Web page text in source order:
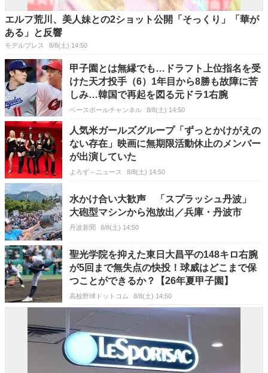
エルフ荒川、美人妹との2ショット公開「そっくり」「華が
ある」と反響
モデルプレス 8/8(土) 14:50
甲子園とは無縁でも…ドラフト上位指名を受
けた天才投手（6）1年目から8勝も故障に苦
しみ…韓国で再起を図る元ドラ1右腕
ベースボールチャンネル 8/8(土) 14:50
人気米ガールズグループ「ずっとかけがえの
ない存在」映画に無期限活動休止のメンバー
が出演していた
よろず～ニュース 8/8(土) 14:50
水かけ合い大歓声 「スプラッシュ丹波」
大砲型マシンから泡放出／兵庫・丹波市
丹波新聞 8/8(土) 14:50
聖光学院を抑えた東日大昌平の148キロ右腕
が5回まで無失点の快投！球威はどこまで保
つことができるか？【26年夏甲子園】
高校野球ドットコム 8/8(土) 14:50